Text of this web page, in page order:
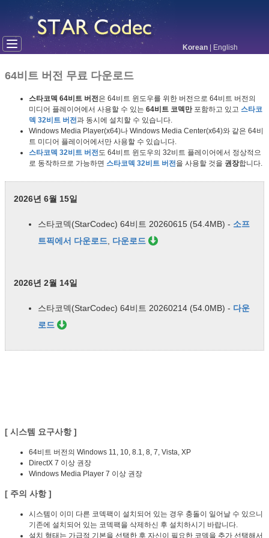
Korean English
64비트 버전 무료 다운로드
스타코덱 64비트 버전은 64비트 윈도우를 위한 버전으로 64비트 버전의
미디어 플레이어에서 사용할 수 있는 64비트 코덱만포함하고 있고 스타코
덱 32비트 버전과 동시에 설치할 수 있습니다.
Windows Media Player(x64)나 Windows Media Center(x64)와 같은 64비
트 미디어 플레이어에서만 사용할 수 있습니다.
스타코덱 32비트 버전도 64비트 윈도우의 32비트 플레이어에서 정상적으
로 동작하므로 가능하면 스타코덱 32비트 버전을 사용할 것을 권장합니다.
2026년 6월 15일
스타코덱(StarCodec) 64비트 20260615 (54.4MB) - 소프
트픽에서 다운로드 다운로드
2026년 2월 14일
스타코덱(StarCodec) 64비트 20260214 (54.0MB) - 다운
로드
[ 시스템 요구사항 ]
64비트 버전의 Windows 11, 10, 8.1, 8, 7, Vista, XP
DirectX 7 이상 권장
Windows Media Player 7 이상 권장
[ 주의 사항 ]
시스템이 이미 다른 코덱팩이 설치되어 있는 경우 충돌이 일어날 수 있으니
기존에 설치되어 있는 코덱팩을 삭제하신 후 설치하시기 바랍니다.
설치 형태는 가급적 기본을 선택한 후 자신이 필요한 코덱을 추가 선택해서